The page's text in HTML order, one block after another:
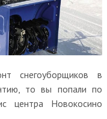
снегоуборщиков в
то вы попали по
центра Новокосино